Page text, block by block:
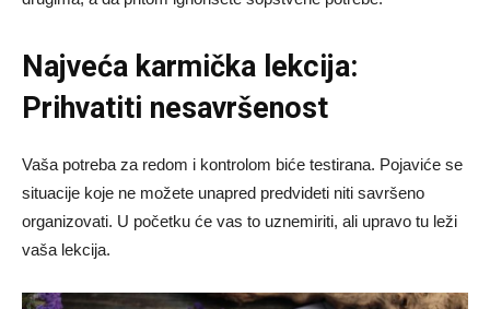
Najveća karmička lekcija:
Prihvatiti nesavršenost
Vaša potreba za redom i kontrolom biće testirana. Pojaviće se
situacije koje ne možete unapred predvideti niti savršeno
organizovati. U početku će vas to uznemiriti, ali upravo tu leži
vaša lekcija.